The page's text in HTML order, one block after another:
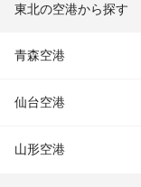
東北の空港から探す
青森空港
仙台空港
山形空港